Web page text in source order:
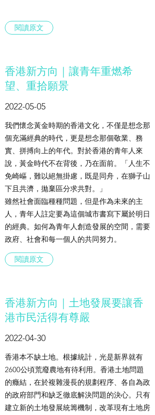
閱讀原文
香港新方向｜讓青年重燃希
望、重拾願景
2022-05-05
我們懷念黃金時期的香港文化，不僅是想念那
個充滿經典的時代，更是想念那個敬業、務
實、拼搏向上的年代。對於香港的青年人來
說，黃金時代不在背後，乃在面前。「人生不
免崎嶇，難以絕無掛慮，既是同舟，在獅子山
下且共濟，拋棄區分求共對。」
雖然社會面臨種種問題，但是作為未來的主
人，青年人註定要為這個城市書寫下屬於明日
的經典。如何為青年人創造發展的空間，需要
政府、社會和每一個人的共同努力。
閱讀原文
香港新方向｜土地發展要讓香
港市民活得有尊嚴
2022-04-30
香港本不缺土地。根據統計，光是新界就有
2600公頃荒廢農地有待利用。香港土地問題
的癥結，在於複雜漫長的規劃程序、各自為政
的政府部門和缺乏徹底解決問題的決心。只有
建立新的土地發展統籌機制，改革現有土地房